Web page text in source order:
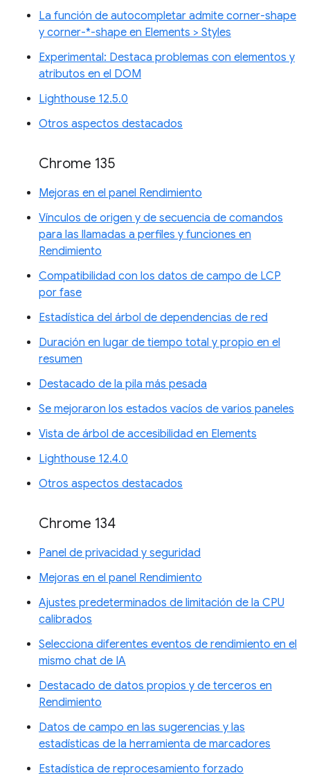
La función de autocompletar admite corner-shape
y corner-*-shape en Elements > Styles
Experimental: Destaca problemas con elementos y
atributos en el DOM
Lighthouse 12.5.0
Otros aspectos destacados
Chrome 135
Mejoras en el panel Rendimiento
Vínculos de origen y de secuencia de comandos
para las llamadas a perfiles y funciones en
Rendimiento
Compatibilidad con los datos de campo de LCP
por fase
Estadística del árbol de dependencias de red
Duración en lugar de tiempo total y propio en el
resumen
Destacado de la pila más pesada
Se mejoraron los estados vacíos de varios paneles
Vista de árbol de accesibilidad en Elements
Lighthouse 12.4.0
Otros aspectos destacados
Chrome 134
Panel de privacidad y seguridad
Mejoras en el panel Rendimiento
Ajustes predeterminados de limitación de la CPU
calibrados
Selecciona diferentes eventos de rendimiento en el
mismo chat de IA
Destacado de datos propios y de terceros en
Rendimiento
Datos de campo en las sugerencias y las
estadísticas de la herramienta de marcadores
Estadística de reprocesamiento forzado